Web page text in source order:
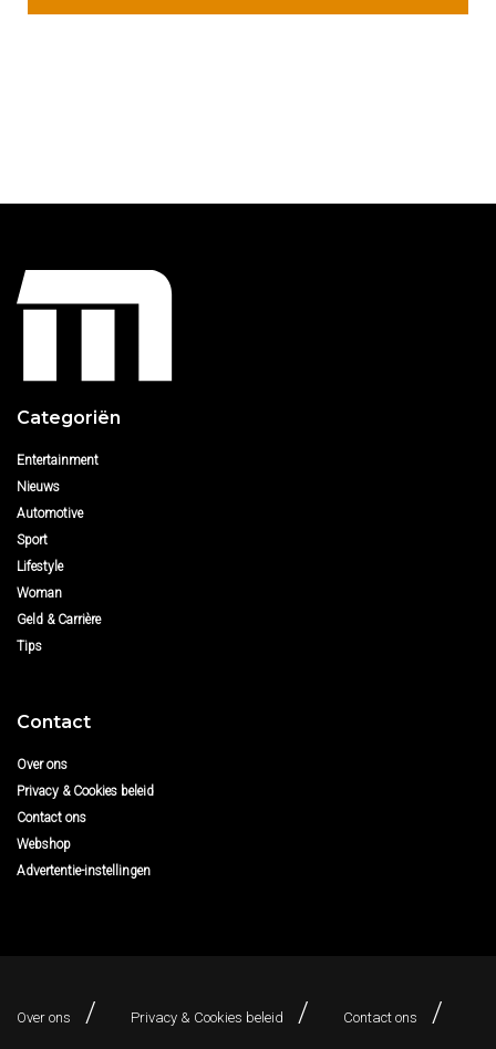
Categoriën
Entertainment
Nieuws
Automotive
Sport
Lifestyle
Woman
Geld & Carrière
Tips
Contact
Over ons
Privacy & Cookies beleid
Contact ons
Webshop
Advertentie-instellingen
Over ons Privacy & Cookies beleid Contact ons